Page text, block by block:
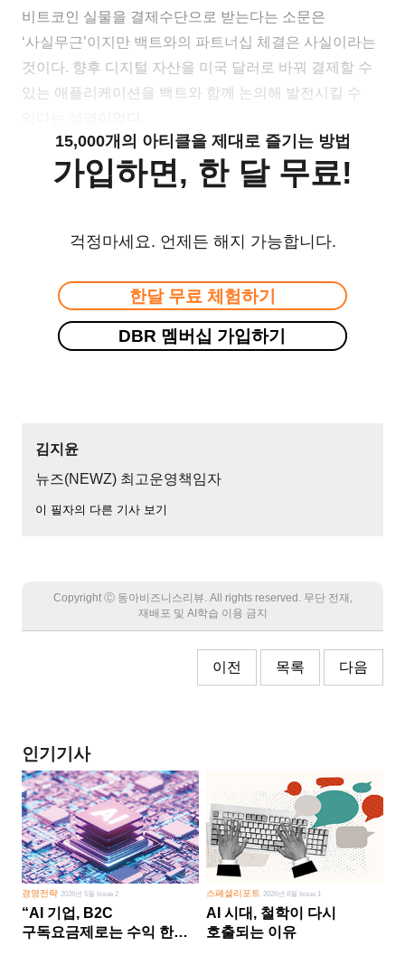
비트코인 실물을 결제수단으로 받는다는 소문은
‘사실무근’이지만 백트와의 파트너십 체결은 사실이라는
것이다. 향후 디지털 자산을 미국 달러로 바꿔 결제할 수
있는 애플리케이션을 백트와 함께 논의해 발전시킬 수
15,000개의 아티클을 제대로 즐기는 방법
가입하면, 한 달 무료!
걱정마세요. 언제든 해지 가능합니다.
한달 무료 체험하기
DBR 멤버십 가입하기
김지윤
뉴즈(NEWZ) 최고운영책임자
이 필자의 다른 기사 보기
Copyright Ⓒ 동아비즈니스리뷰. All rights reserved. 무단 전재,
재배포 및 AI학습 이용 금지
이전 목록 다음
인기기사
경영전략 2026년 5월 Issue 2
“AI 기업, B2C
구독요금제로는 수익 한계
스페셜리포트 2026년 8월 Issue 1
AI 시대, 철학이 다시
호출되는 이유